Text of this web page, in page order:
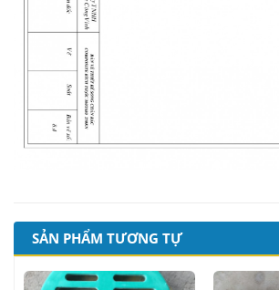
SẢN PHẨM TƯƠNG TỰ